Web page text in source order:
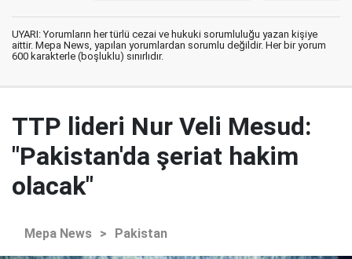
UYARI: Yorumların her türlü cezai ve hukuki sorumluluğu yazan kişiye
aittir. Mepa News, yapılan yorumlardan sorumlu değildir. Her bir yorum
600 karakterle (boşluklu) sınırlıdır.
TTP lideri Nur Veli Mesud:
"Pakistan'da şeriat hakim
olacak"
Mepa News > Pakistan